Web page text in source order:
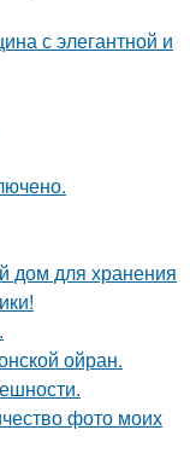
с элегантной и
дом для хранения
ойран.
фото моих